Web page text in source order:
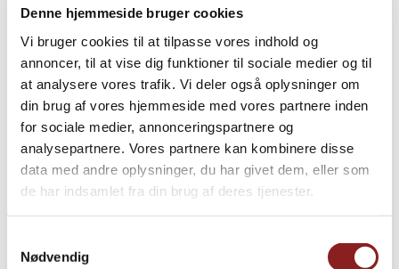
Denne hjemmeside bruger cookies
Vi bruger cookies til at tilpasse vores indhold og
annoncer, til at vise dig funktioner til sociale medier og til
at analysere vores trafik. Vi deler også oplysninger om
din brug af vores hjemmeside med vores partnere inden
for sociale medier, annonceringspartnere og
analysepartnere. Vores partnere kan kombinere disse
data med andre oplysninger, du har givet dem, eller som
de har indsamlet fra din brug af deres tjenester.
Nødvendig
AFTEN, BAGVÆRK, BUFFET, FOODSERVICE, FROKOST,
TILBEHØR
Foccacia med oliven, rosmarin og
honning